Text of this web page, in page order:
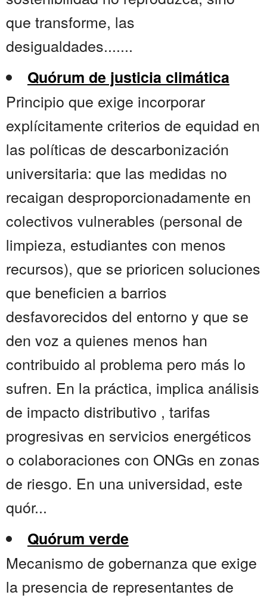
que transforme, las
desigualdades.......
Quórum de justicia climática
Principio que exige incorporar
explícitamente criterios de equidad en
las políticas de descarbonización
universitaria: que las medidas no
recaigan desproporcionadamente en
colectivos vulnerables (personal de
limpieza, estudiantes con menos
recursos), que se prioricen soluciones
que beneficien a barrios
desfavorecidos del entorno y que se
den voz a quienes menos han
contribuido al problema pero más lo
sufren. En la práctica, implica análisis
de impacto distributivo , tarifas
progresivas en servicios energéticos
o colaboraciones con ONGs en zonas
de riesgo. En una universidad, este
quór...
Quórum verde
Mecanismo de gobernanza que exige
la presencia de representantes de